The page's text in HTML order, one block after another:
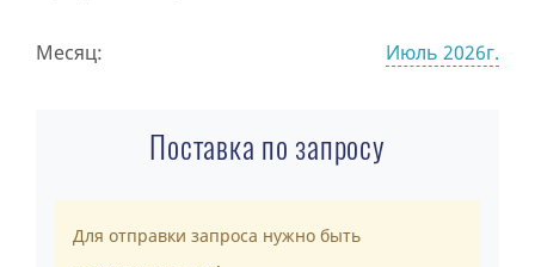
Месяц: Июль 2026г.
Поставка по запросу
Для отправки запроса нужно быть